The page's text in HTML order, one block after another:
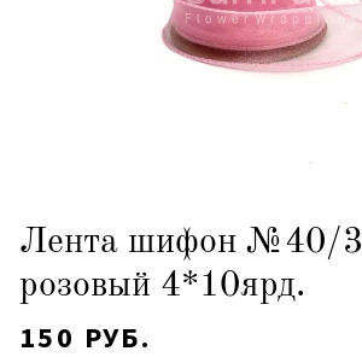
Лента шифон №40/3
розовый 4*10ярд.
150 РУБ.